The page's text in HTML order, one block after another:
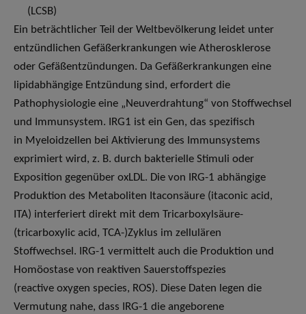
(LCSB)
Ein beträchtlicher Teil der Weltbevölkerung leidet unter
entzündlichen Gefäßerkrankungen wie Atherosklerose
oder Gefäßentzündungen. Da Gefäßerkrankungen eine
lipidabhängige Entzündung sind, erfordert die
Pathophysiologie eine „Neuverdrahtung“ von Stoffwechsel
und Immunsystem. IRG1 ist ein Gen, das spezifisch
in Myeloidzellen bei Aktivierung des Immunsystems
exprimiert wird, z. B. durch bakterielle Stimuli oder
Exposition gegenüber oxLDL. Die von IRG-1 abhängige
Produktion des Metaboliten Itaconsäure (itaconic acid,
ITA) interferiert direkt mit dem Tricarboxylsäure-
(tricarboxylic acid, TCA-)Zyklus im zellulären
Stoffwechsel. IRG-1 vermittelt auch die Produktion und
Homöostase von reaktiven Sauerstoffspezies
(reactive oxygen species, ROS). Diese Daten legen die
Vermutung nahe, dass IRG-1 die angeborene